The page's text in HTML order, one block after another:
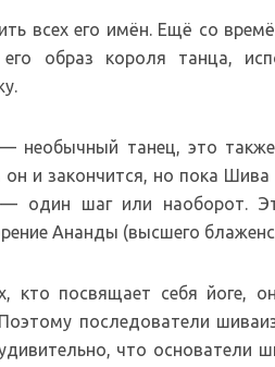
всех его имён. Ещё со
его образ короля танца,
необычный танец, это
и закончится, но пока
один шаг или наоборот.
Ананды (высшего
кто посвящает себя йоге,
Поэтому последователи
что основатели